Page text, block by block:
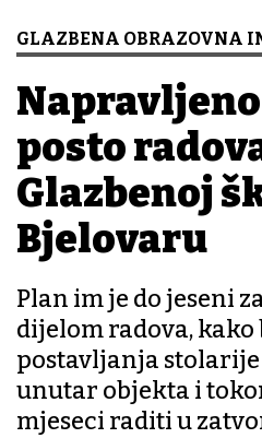
GLAZBENA OBRAZOVNA
posto
Glazbenoj
Bjelovaru
Plan im je do jeseni
dijelom radova, kako
postavljanja
unutar objekta i
mjeseci raditi u